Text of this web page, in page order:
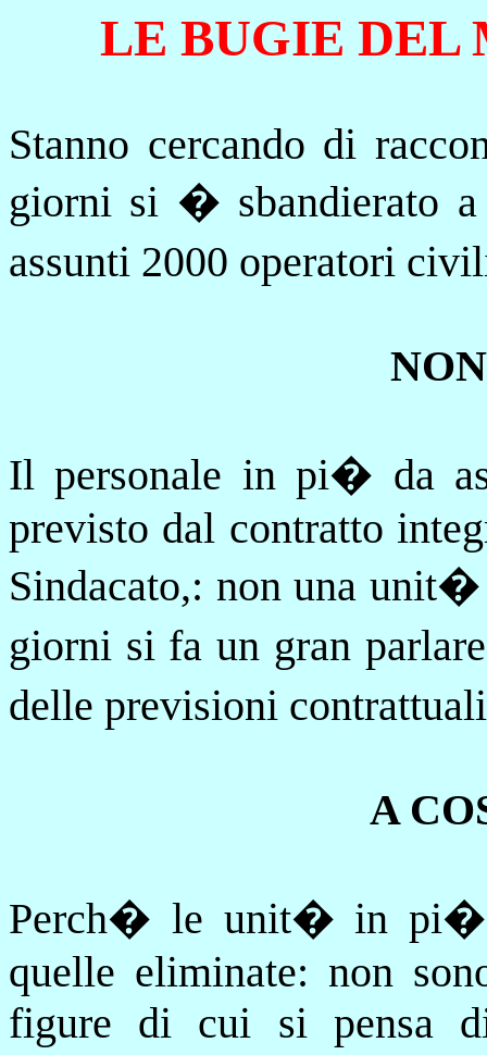
LE BUGIE DEL
Stanno cercando di
giorni si � sbandierato
assunti 2000 operatori
Il personale in pi� da
previsto dal contratto
Sindacato,: non una
giorni si fa un gran
delle previsioni
A
Perch� le unit� in pi�
quelle eliminate: non
figure di cui si pensa